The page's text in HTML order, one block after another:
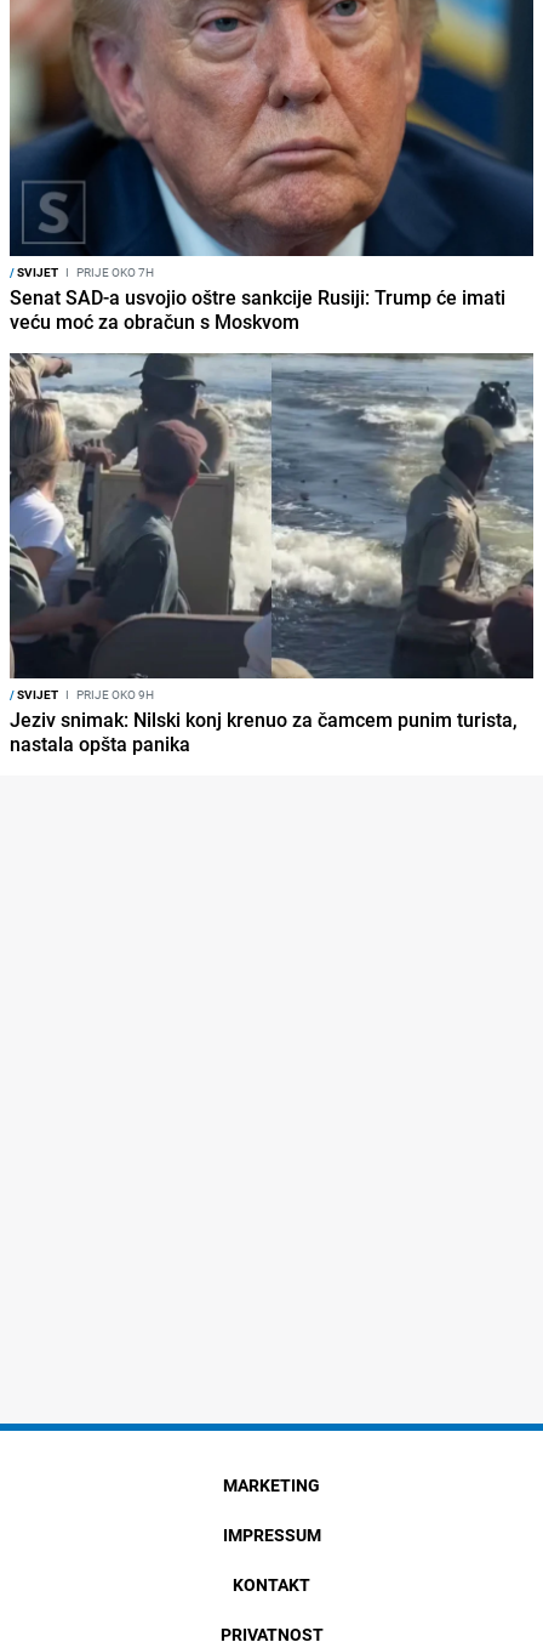
/SVIJET I PRIJE OKO 7H
Senat SAD-a usvojio oštre sankcije Rusiji: Trump će imati
veću moć za obračun s Moskvom
/SVIJET I PRIJE OKO 9H
Jeziv snimak: Nilski konj krenuo za čamcem punim turista,
nastala opšta panika
MARKETING
IMPRESSUM
KONTAKT
PRIVATNOST